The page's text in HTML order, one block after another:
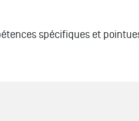
spécifiques et